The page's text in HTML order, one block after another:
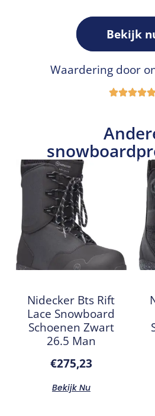
Bekijk
Waardering door
Nidecker Bts Rift
Lace Snowboard
Schoenen Zwart
26.5 Man
€275,23
Bekijk Nu